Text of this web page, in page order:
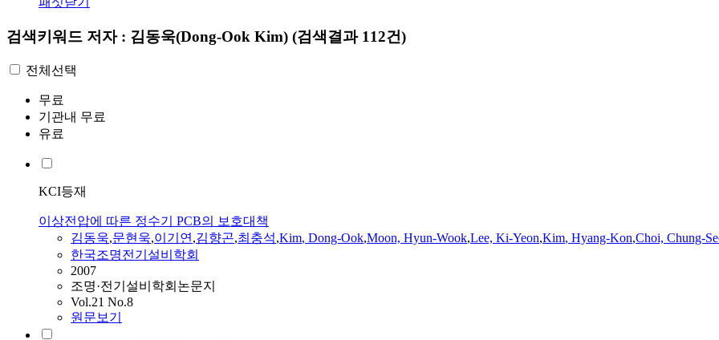
검색키워드 저자 : 김동욱(Dong-Ook Kim) (검색결과 112건)
전체선택
무료
기관내 무료
유료
KCI등재
이상전압에 따른 정수기 PCB의 보호대책
김동욱,문현욱,이기연,김향곤,최충석,Kim, Dong-Ook,Moon, Hyun-Wook,Lee, Ki-Yeon,Kim, Hyang-Kon,Choi, Chung-
한국조명전기설비학회
2007
조명·전기설비학회논문지
Vol.21 No.8
원문보기